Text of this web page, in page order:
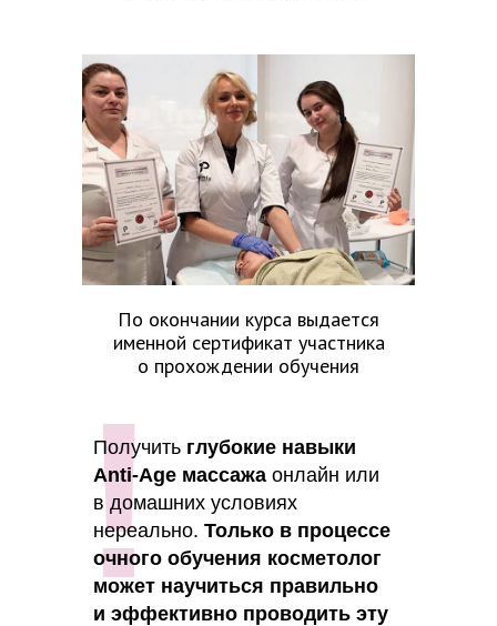
По окончании курса выдается
именной сертификат участника
о прохождении обучения
!
Получить глубокие навыки
Anti-Age массажа онлайн или
в домашних условиях
нереально. Только в процессе
очного обучения косметолог
может научиться правильно
и эффективно проводить эту